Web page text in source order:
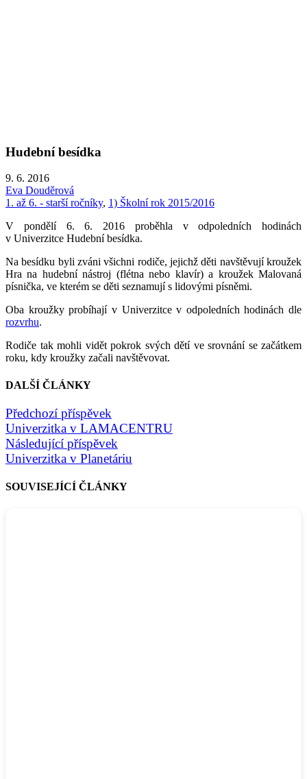
Hudební besídka
9. 6. 2016
Eva Douděrová
1. až 6. - starší ročníky, 1) Školní rok 2015/2016
V pondělí 6. 6. 2016 proběhla v odpoledních hodinách
v Univerzitce Hudební besídka.
Na besídku byli zváni všichni rodiče, jejichž děti navštěvují kroužek
Hra na hudební nástroj (flétna nebo klavír) a kroužek Malovaná
písnička, ve kterém se děti seznamují s lidovými písněmi.
Oba kroužky probíhají v Univerzitce v odpoledních hodinách dle
rozvrhu.
Rodiče tak mohli vidět pokrok svých dětí ve srovnání se začátkem
roku, kdy kroužky začali navštěvovat.
DALŠÍ ČLÁNKY
Předchozí příspěvek
Univerzitka v LAMACENTRU
Následující příspěvek
Univerzitka v Planetáriu
SOUVISEJÍCÍ ČLÁNKY